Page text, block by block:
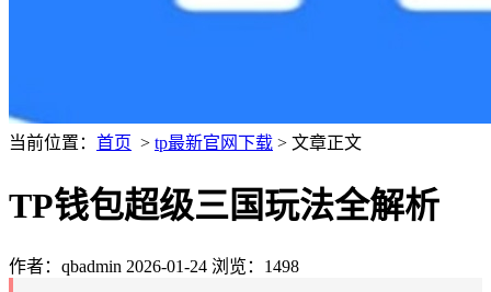
当前位置： 首页 > tp最新官网下载 > 文章正文
TP钱包超级三国玩法全解析
作者：qbadmin 2026-01-24 浏览：1498